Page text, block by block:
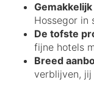
Hossegor in
De tofste
fijne hotels
Breed
verblijven,